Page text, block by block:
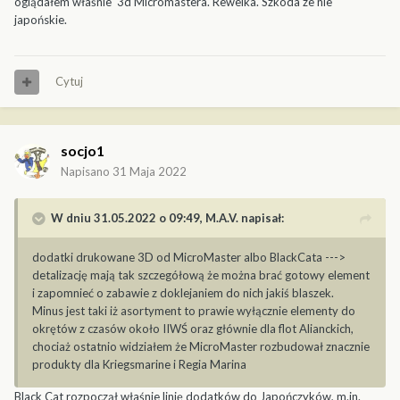
japońskie.
Cytuj
socjo1
Napisano 31 Maja 2022
W dniu 31.05.2022 o 09:49, M.A.V. napisał:
dodatki drukowane 3D od MicroMaster albo BlackCata --->
detalizację mają tak szczegółową że można brać gotowy element
i zapomnieć o zabawie z doklejaniem do nich jakiś blaszek.
Minus jest taki iż asortyment to prawie wyłącznie elementy do
okrętów z czasów około IIWŚ oraz głównie dla flot Alianckich,
chociaż ostatnio widziałem że MicroMaster rozbudował znacznie
produkty dla Kriegsmarine i Regia Marina
Black Cat rozpoczął właśnie linię dodatków do Japończyków, m.in.